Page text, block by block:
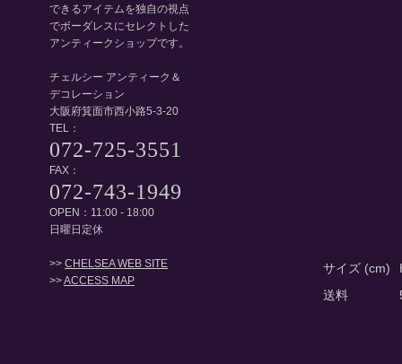
サイズ (cm)
送料
できるアイテムを独自の視点
でボーダレスにセレクトした
アンティークショップです。
チェルシー アンティーク＆
デコレーション
大阪府箕面市西小路5-3-20
TEL：
072-725-3551
FAX：
072-743-1949
OPEN：11:00 - 18:00
日曜日定休
>> CHELSEA WEB SITE
>>ACCESS MAP